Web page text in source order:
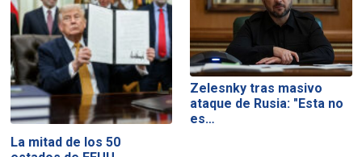
La mitad de los 50
Zelesnky tras masivo
ataque de Rusia: "Esta no
es…